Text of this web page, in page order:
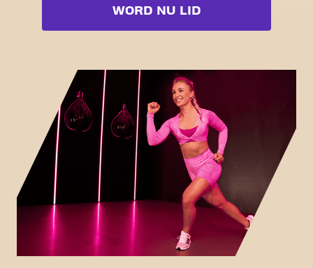
Box
Volledige lijst bekijken
Stretch zone
Virtual cycling
Rondleiding
WORD NU LID